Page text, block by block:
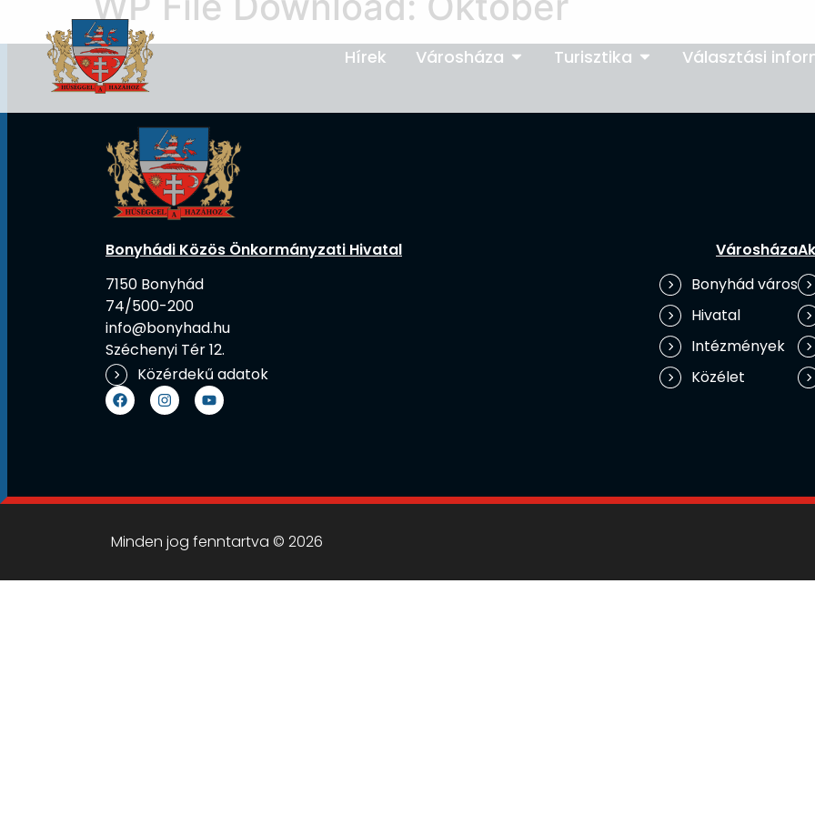
Hírek Városháza Turisztika Választási
Bonyhádi Közös Önkormányzati Hivatal
7150 Bonyhád
74/500-200
info@bonyhad.hu
Széchenyi Tér 12.
Közérdekű adatok
Városháza
Bonyhád város
Hivatal
Intézmények
Közélet
Minden jog fenntartva © 2026